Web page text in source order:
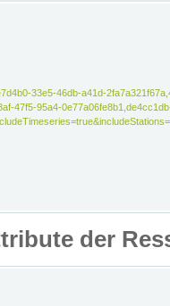
33e5-46db-a41d-
47f5-95a4-
der